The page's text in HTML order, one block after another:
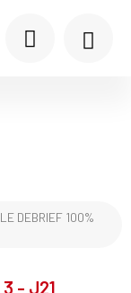
DEBRIEF 100%
- J21